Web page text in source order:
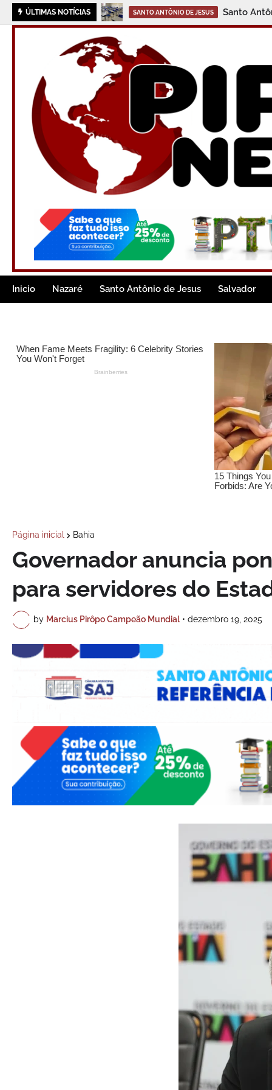
ÚLTIMAS NOTÍCIAS SANTO ANTÔNIO DE JESUS Santo
Inicio Nazaré Santo Antônio de Jesus Salvador
Página inicial Bahia
Governador anuncia
para servidores do
by Marcius Pirôpo Campeão Mundial • dezembro 19, 2025